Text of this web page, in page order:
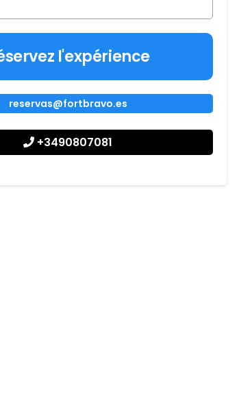
l'expérience
reservas@fortbravo.es
+3490807081